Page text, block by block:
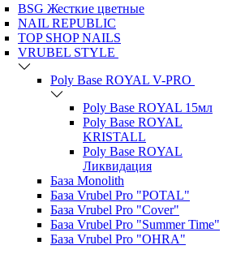
BSG Жесткие цветные
NAIL REPUBLIC
TOP SHOP NAILS
VRUBEL STYLE
Poly Base ROYAL V-PRO
Poly Base ROYAL 15мл
Poly Base ROYAL
KRISTALL
Poly Base ROYAL
Ликвидация
База Monolith
База Vrubel Pro "POTAL"
База Vrubel Pro "Сover"
База Vrubel Pro "Summer Time"
База Vrubel Pro "OHRA"